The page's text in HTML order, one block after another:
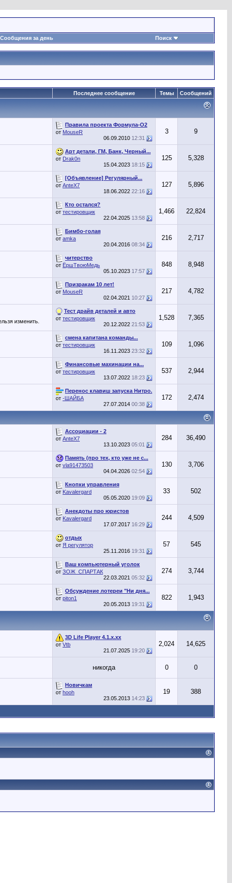
Сообщения за день Поиск
Последнее сообщение Темы Сообщений
Правила проекта Формула-О2
от MouseR
06.09.2010 12:31
3 9
Арт детали, ГМ, Банк, Черный...
от Drak0n
15.04.2023 18:15
125 5,328
[Объявление] Регулярный...
от AnteX7
18.06.2022 22:16
127 5,896
Кто остался?
от тестировщик
22.04.2025 13:58
1,466 22,824
Бимбо-голая
от amka
20.04.2016 08:34
216 2,717
читерство
от ЁршТвоюМедь
05.10.2023 17:57
848 8,948
Призракам 10 лет!
от MouseR
02.04.2021 10:27
217 4,782
изменить.
Тест драйв деталей и авто
от тестировщик
20.12.2022 21:53
1,528 7,365
смена капитана команды...
от тестировщик
16.11.2023 23:32
109 1,096
Финансовые махинации на...
от тестировщик
13.07.2022 18:23
537 2,944
Перенос клавиш запуска Нитро.
от -ШАЙБА
27.07.2014 00:38
172 2,474
Ассоциации - 2
от AnteX7
13.10.2023 05:01
284 36,490
Память (про тех, кто уже не с...
от vla91473503
04.04.2026 02:54
130 3,706
Кнопки управления
от Kavalergard
05.05.2020 19:09
33 502
Анекдоты про юристов
от Kavalergard
17.07.2017 16:29
244 4,509
отдых
от Я регулятор
25.11.2016 19:31
57 545
Ваш компьютерный уголок
от ЗОЖ_СПАРТАК
22.03.2021 05:32
274 3,744
Обсуждение лотереи "Ни дня...
от piton1
20.05.2013 19:31
822 1,943
3D Life Player 4.1.x.xx
от Vtb
21.07.2025 19:20
2,024 14,625
никогда 0 0
Новичкам
от hooh
23.05.2013 14:23
19 388